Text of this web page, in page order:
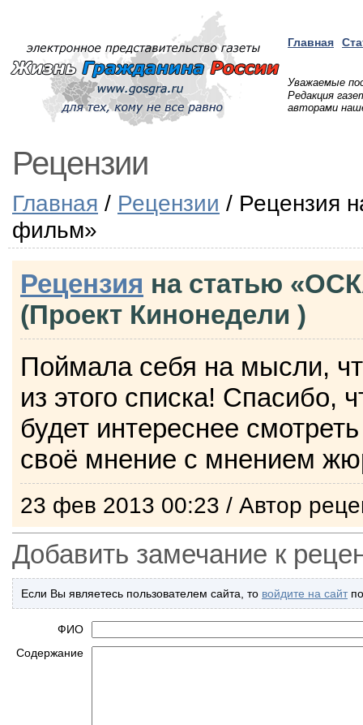
Главная
Уважаемые
Редакция
авторами
Рецензии
Главная / Рецензии / Рецензия
фильм»
Рецензия на статью
(Проект Кинонедели )
Поймала себя на мысли,
из этого списка! Спасибо,
будет интереснее
своё мнение с мнением
23 фев 2013 00:23 / Автор
Добавить замечание к
Если Вы являетесь пользователем сайта, то войдите на сайт
ФИО
Содержание